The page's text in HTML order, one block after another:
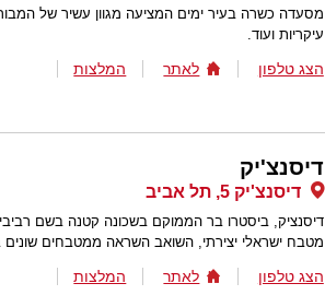
מסעדה כשרה בעיר ימים המציעה מגוון עשיר של
עיקריות ועוד.
הצג טלפון לאתר
המלצות
דיסנצ'יק
דיסנצ'יק 5, תל אביב
דיסנציק, ביסטרו בר הממוקם בשכונה קטנה בשם
מטבח ישראלי יצירתי, השואב השראה ממטבחים שונים
הצג טלפון לאתר המלצות